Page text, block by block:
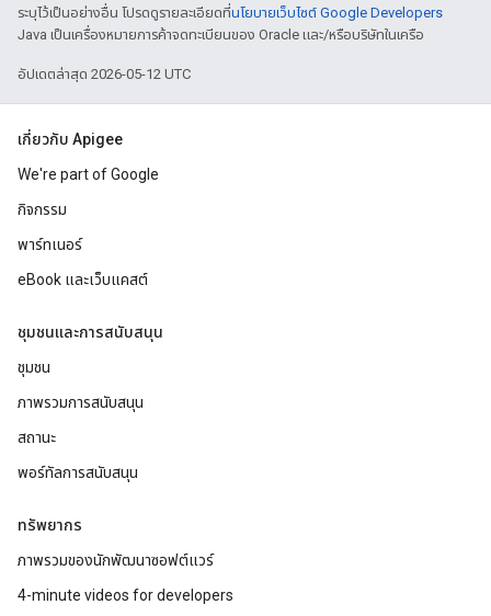
ระบุไว้เป็นอย่างอื่น โปรดดูรายละเอียดที่นโยบายเว็บไซต์ Google Developers
Java เป็นเครื่องหมายการค้าจดทะเบียนของ Oracle และ/หรือบริษัทในเครือ
อัปเดตล่าสุด 2026-05-12 UTC
เกี่ยวกับ Apigee
We're part of Google
กิจกรรม
พาร์ทเนอร์
eBook และเว็บแคสต์
ชุมชนและการสนับสนุน
ชุมชน
ภาพรวมการสนับสนุน
สถานะ
พอร์ทัลการสนับสนุน
ทรัพยากร
ภาพรวมของนักพัฒนาซอฟต์แวร์
4-minute videos for developers